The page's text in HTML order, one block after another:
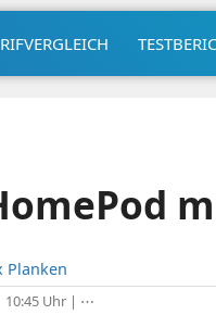
Planken
10:45 Uhr| ⋯